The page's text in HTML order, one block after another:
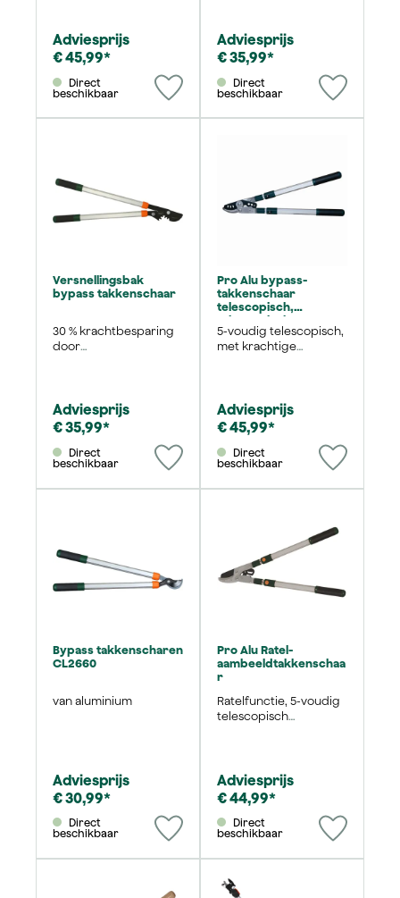
Adviesprijs
€ 45,99*
beschikbaar
Adviesprijs
€ 35,99*
beschikbaar
Versnellingsbak
bypass takkenschaar
30 % krachtbesparing
door
Adviesprijs
€ 35,99*
beschikbaar
Pro Alu bypass-
takkenschaar
telescopisch,
telescopisch
5-voudig telescopisch,
met krachtige
Adviesprijs
€ 45,99*
beschikbaar
Bypass takkenscharen
CL2660
van aluminium
Adviesprijs
€ 30,99*
beschikbaar
Pro Alu Ratel-
aambeeldtakkenschaa
r
Ratelfunctie, 5-voudig
telescopisch
het lemmet
Adviesprijs
€ 44,99*
beschikbaar